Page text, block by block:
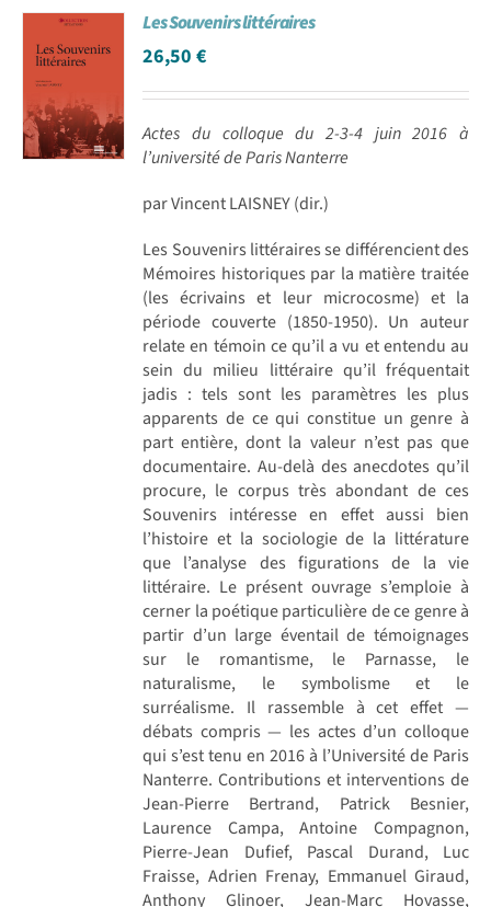
Les Souvenirs littéraires
26,50€
Actes du colloque du 2-3-4 juin 2016 à
l’université de Paris Nanterre
par Vincent LAISNEY (dir.)
Les Souvenirs littéraires se différencient des
Mémoires historiques par la matière traitée
(les écrivains et leur microcosme) et la
période couverte (1850-1950). Un auteur
relate en témoin ce qu’il a vu et entendu au
sein du milieu littéraire qu’il fréquentait
jadis : tels sont les paramètres les plus
apparents de ce qui constitue un genre à
part entière, dont la valeur n’est pas que
documentaire. Au-delà des anecdotes qu’il
procure, le corpus très abondant de ces
Souvenirs intéresse en effet aussi bien
l’histoire et la sociologie de la littérature
que l’analyse des figurations de la vie
littéraire. Le présent ouvrage s’emploie à
cerner la poétique particulière de ce genre à
partir d’un large éventail de témoignages
sur le romantisme, le Parnasse, le
naturalisme, le symbolisme et le
surréalisme. Il rassemble à cet effet —
débats compris — les actes d’un colloque
qui s’est tenu en 2016 à l’Université de Paris
Nanterre. Contributions et interventions de
Jean-Pierre Bertrand, Patrick Besnier,
Laurence Campa, Antoine Compagnon,
Pierre-Jean Dufief, Pascal Durand, Luc
Fraisse, Adrien Frenay, Emmanuel Giraud,
Anthony Glinoer, Jean-Marc Hovasse,